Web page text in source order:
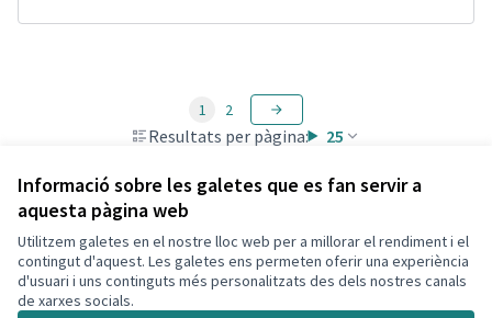
Informació sobre les galetes que es fan servir a
aquesta pàgina web
Utilitzem galetes en el nostre lloc web per a millorar el rendiment i el
contingut d'aquest. Les galetes ens permeten oferir una experiència
d'usuari i uns continguts més personalitzats des dels nostres canals
de xarxes socials.
Resultats per pàgina: 25
1 2
Termes i condicions d'ús
Configuració de les galetes
Decidim Calafell a X
Decidim Calafell a Facebook
Decidim Calafell a YouTube
Decidim Calafell a GitHub